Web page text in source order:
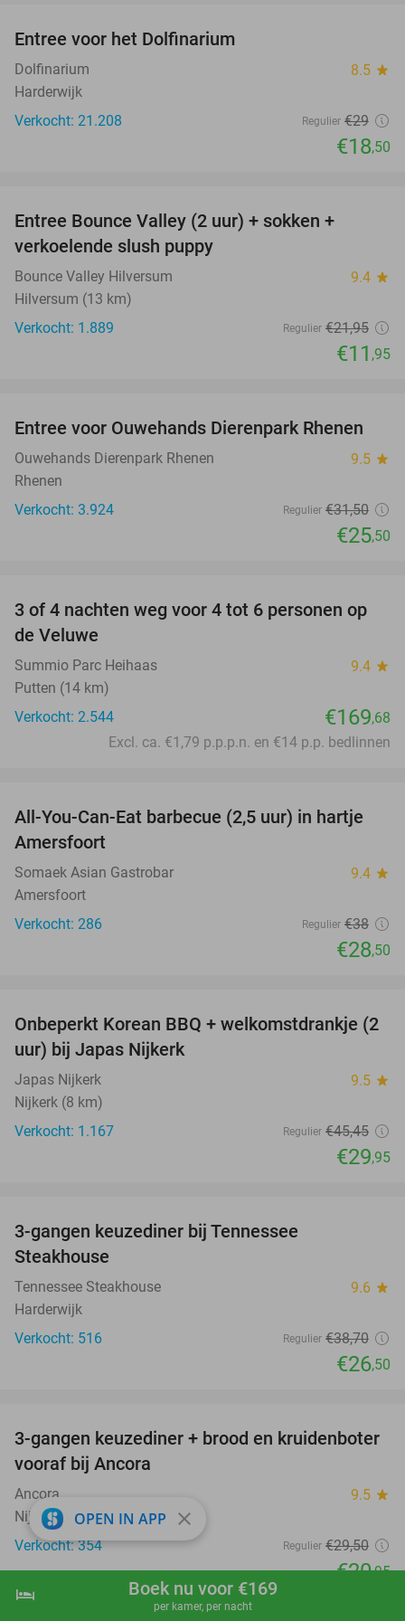
shopping_cart Boek nu
hotel Boek nu voor €169
per kamer, per nacht
Entree voor het Dolfinarium
Dolfinarium 8.5 star
Harderwijk
Verkocht: 21.208
Regulier €29
€18,50
Entree Bounce Valley (2 uur) + sokken +
verkoelende slush puppy
Bounce Valley Hilversum 9.4 star
Hilversum (13 km)
Verkocht: 1.889
Regulier €21,95
€11 ,95
19%
Entree voor Ouwehands Dierenpark Rhenen
Ouwehands Dierenpark Rhenen 9.5 star
Rhenen
Verkocht: 3.924
Regulier €31,50
€25,50
3 of 4 nachten weg voor 4 tot 6 personen op
de Veluwe
Summio Parc Heihaas 9.4 star
Putten (14 km)
Verkocht: 2.544
€169,68
Excl. ca. €1,79 p.p.p.n. en €14 p.p. bedlinnen
25%
All-You-Can-Eat barbecue (2,5 uur) in hartje
Amersfoort
Somaek Asian Gastrobar 9.4 star
Amersfoort
Verkocht: 286
Regulier €38
€28,50
34%
Onbeperkt Korean BBQ + welkomstdrankje (2
uur) bij Japas Nijkerk
Japas Nijkerk 9.5 star
Nijkerk (8 km)
Verkocht: 1.167
Regulier €45,45
€29,95
3-gangen keuzediner bij Tennessee
Steakhouse
Tennessee Steakhouse 9.6 star
Harderwijk
Verkocht: 516
Regulier €38,70
€26,50
29%
3-gangen keuzediner + brood en kruidenboter
vooraf bij Ancora
Ancora 9.5 star
Nijkerk (7 km)
Verkocht: 354
Regulier €29,50
€20,95
OPEN IN APP close